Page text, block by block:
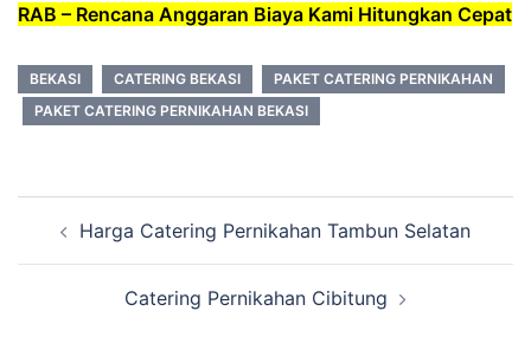
RAB – Rencana Anggaran Biaya Kami Hitungkan Cepat
BEKASI CATERING BEKASI
PAKET CATERING PERNIKAHAN
PAKET CATERING PERNIKAHAN BEKASI
navigation
Harga Catering Pernikahan Tambun Selatan
Catering Pernikahan Cibitung